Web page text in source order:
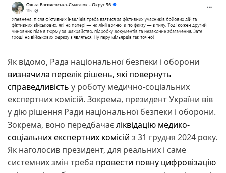
Як відомо, Рада національної безпеки і оборони
визначила перелік рішень, які повернуть
справедливість у роботу медично-соціальних
експертних комісій. Зокрема, президент України вів
у дію рішення Ради національної безпеки і оборони.
Зокрема, воно передбачаєліквідацію медико-
соціальних експертних комісій з 31 грудня 2024 року.
Як наголосив президент, для реальних і саме
системних змін треба провести повну цифровізацію